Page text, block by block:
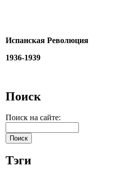
Испанская Революция
1936-1939
Поиск
Поиск на сайте:
Тэги